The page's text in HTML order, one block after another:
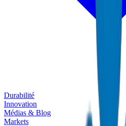
Durabilité
Innovation
Médias & Blog
Markets